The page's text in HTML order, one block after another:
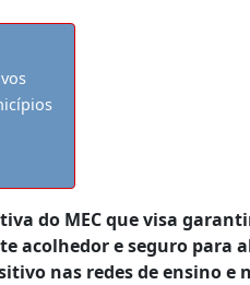
do MEC que visa
acolhedor e seguro para
nas redes de ensino e